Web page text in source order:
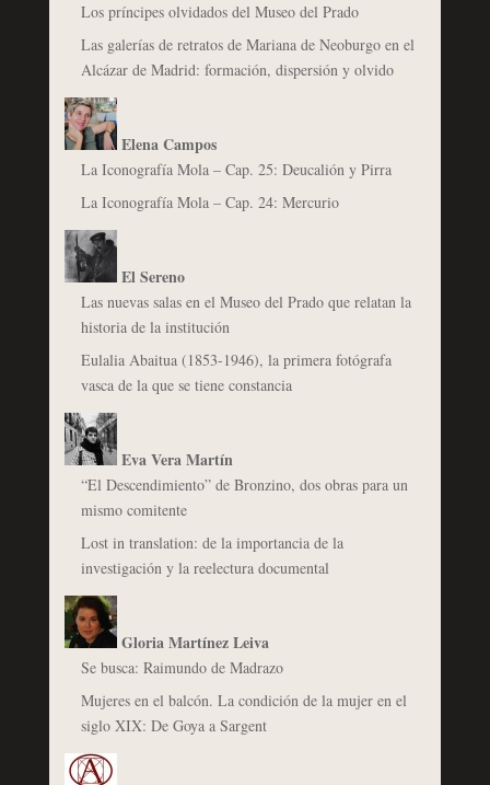
Los príncipes olvidados del Museo del Prado
Las galerías de retratos de Mariana de Neoburgo en el
Alcázar de Madrid: formación, dispersión y olvido
Elena Campos
La Iconografía Mola – Cap. 25: Deucalión y Pirra
La Iconografía Mola – Cap. 24: Mercurio
El Sereno
Las nuevas salas en el Museo del Prado que relatan la
historia de la institución
Eulalia Abaitua (1853-1946), la primera fotógrafa
vasca de la que se tiene constancia
Eva Vera Martín
“El Descendimiento” de Bronzino, dos obras para un
mismo comitente
Lost in translation: de la importancia de la
investigación y la reelectura documental
Gloria Martínez Leiva
Se busca: Raimundo de Madrazo
Mujeres en el balcón. La condición de la mujer en el
siglo XIX: De Goya a Sargent